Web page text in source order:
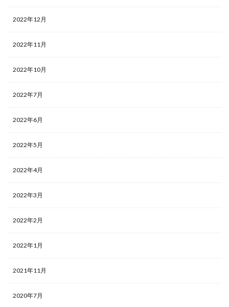
2022年12月
2022年11月
2022年10月
2022年7月
2022年6月
2022年5月
2022年4月
2022年3月
2022年2月
2022年1月
2021年11月
2020年7月